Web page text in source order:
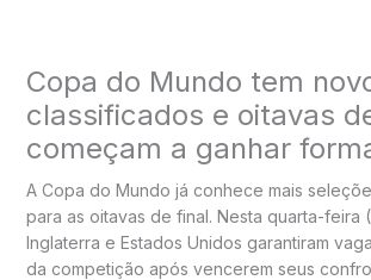
Copa do Mundo tem
classificados e oitavas
começam a ganhar
A Copa do Mundo já conhece mais
para as oitavas de final. Nesta quarta-feira
Inglaterra e Estados Unidos garantiram
da competição após vencerem seus